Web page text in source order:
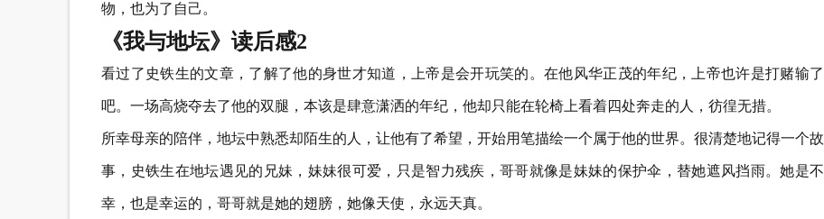
物，也为了自己。
《我与地坛》读后感2
看过了史铁生的文章，了解了他的身世才知道，上帝是会开玩笑的。在他风华正茂的年纪，上帝也许是打赌输了
吧。一场高烧夺去了他的双腿，本该是肆意潇洒的年纪，他却只能在轮椅上看着四处奔走的人，彷徨无措。
所幸母亲的陪伴，地坛中熟悉却陌生的人，让他有了希望，开始用笔描绘一个属于他的世界。很清楚地记得一个故
事，史铁生在地坛遇见的兄妹，妹妹很可爱，只是智力残疾，哥哥就像是妹妹的保护伞，替她遮风挡雨。她是不
幸，也是幸运的，哥哥就是她的翅膀，她像天使，永远天真。